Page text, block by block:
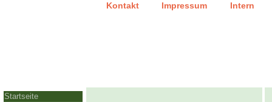
Kontakt Impressum Intern
Startseite